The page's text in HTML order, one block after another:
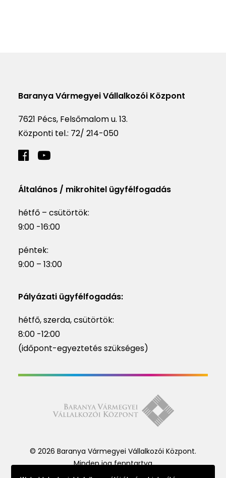
Baranya Vármegyei Vállalkozói Központ
7621 Pécs, Felsőmalom u. 13.
Központi tel.: 72/ 214-050
Általános / mikrohitel ügyfélfogadás
hétfő – csütörtök:
9:00 -16:00
péntek:
9:00 – 13:00
Pályázati ügyfélfogadás:
hétfő, szerda, csütörtök:
8:00 -12:00
(időpont-egyeztetés szükséges)
© 2026 Baranya Vármegyei Vállalkozói Központ.
Minden jog fenntartva